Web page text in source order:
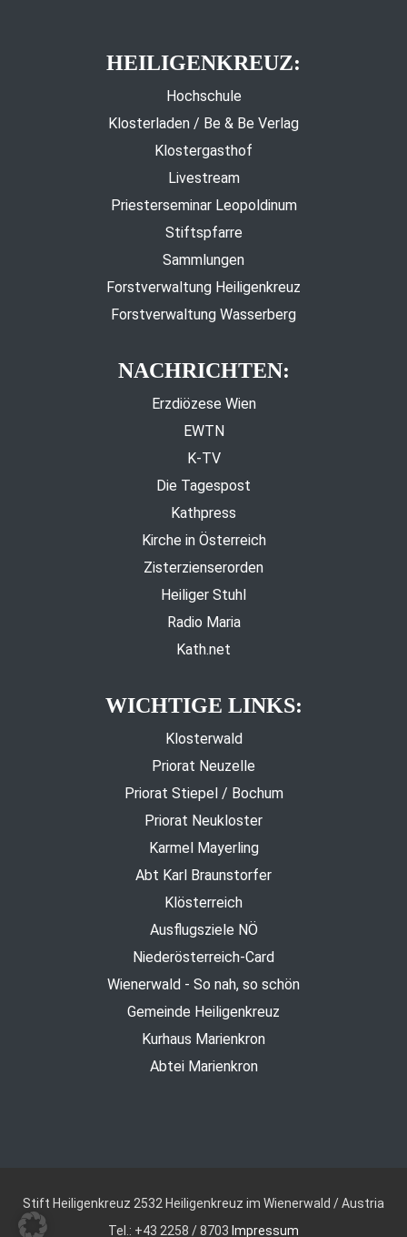
HEILIGENKREUZ:
Hochschule
Klosterladen / Be & Be Verlag
Klostergasthof
Livestream
Priesterseminar Leopoldinum
Stiftspfarre
Sammlungen
Forstverwaltung Heiligenkreuz
Forstverwaltung Wasserberg
NACHRICHTEN:
Erzdiözese Wien
EWTN
K-TV
Die Tagespost
Kathpress
Kirche in Österreich
Zisterzienserorden
Heiliger Stuhl
Radio Maria
Kath.net
WICHTIGE LINKS:
Klosterwald
Priorat Neuzelle
Priorat Stiepel / Bochum
Priorat Neukloster
Karmel Mayerling
Abt Karl Braunstorfer
Klösterreich
Ausflugsziele NÖ
Niederösterreich-Card
Wienerwald - So nah, so schön
Gemeinde Heiligenkreuz
Kurhaus Marienkron
Abtei Marienkron
Stift Heiligenkreuz 2532 Heiligenkreuz im Wienerwald / Austria
Tel.: +43 2258 / 8703 Impressum